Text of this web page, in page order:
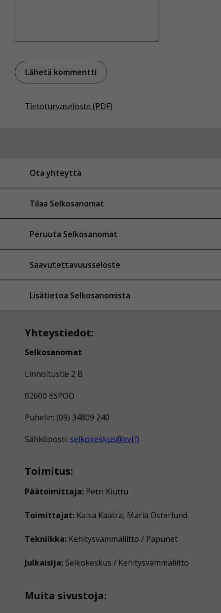
Tietoturvaseloste (PDF)
Ota yhteyttä
Tilaa Selkosanomat
Peruuta Selkosanomat
Saavutettavuusseloste
Lisätietoa Selkosanomista
Yhteystiedot:
Selkosanomat
Linnoitustie 2 B
02600 ESPOO
Puhelin: (09) 34809 240
Sähköposti: selkokeskus@kvl.fi
Toimitus:
Päätoimittaja: Petri Kiuttu
Toimittajat: Kaisa Kaatra, Maria Österlund
Tekniikka: Kehitysvammaliitto / Papunet
Julkaisija: Selkokeskus / Kehitysvammaliitto
Muita sivustoja: